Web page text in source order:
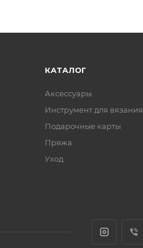
КАТАЛОГ
Аксессуары
Инструмент для вязания
Подарочные карты
Пряжа
Уход